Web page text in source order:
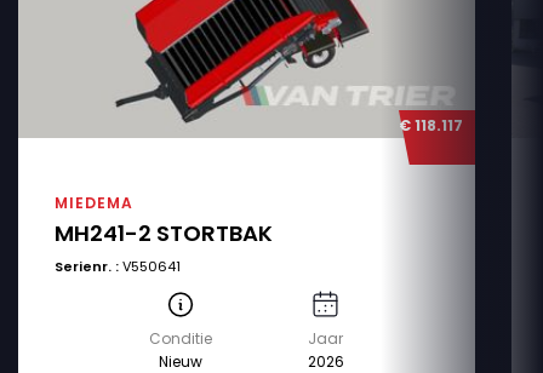
€ 118.117
MIEDEMA
MH241-2 STORTBAK
Serienr. :V550641
Conditie
Nieuw
Jaar
2026